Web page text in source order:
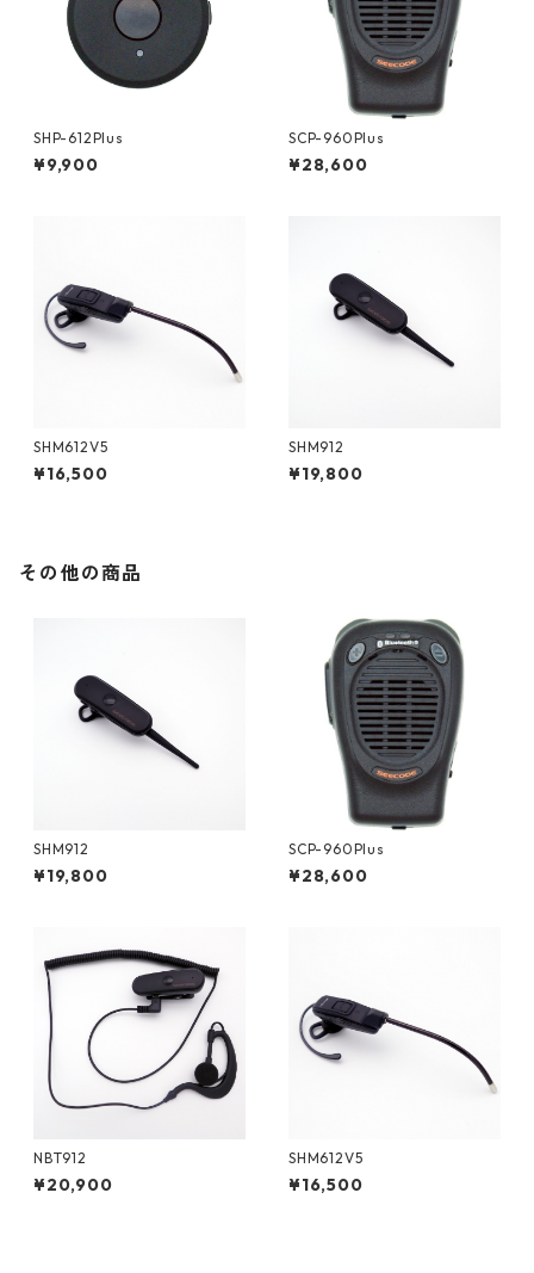
SHP-612Plus
¥9,900
SCP-960Plus
¥28,600
SHM612V5
¥16,500
SHM912
¥19,800
その他の商品
SHM912
¥19,800
SCP-960Plus
¥28,600
NBT912
¥20,900
SHM612V5
¥16,500